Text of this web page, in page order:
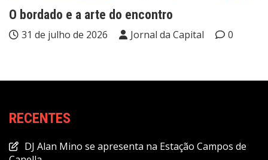
O bordado e a arte do encontro
31 de julho de 2026 Jornal da Capital 0
RECENTES
DJ Alan Mino se apresenta na Estação Campos de